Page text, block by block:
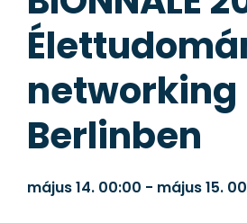
networking
Berlinben
május 14. 00:00 - május 15.